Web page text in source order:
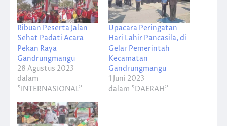
Ribuan Peserta Jalan
Sehat Padati Acara
Pekan Raya
Gandrungmangu
28 Agustus 2023
dalam
"INTERNASIONAL"
Upacara Peringatan
Hari Lahir Pancasila, di
Gelar Pemerintah
Kecamatan
Gandrungmangu
1 Juni 2023
dalam "DAERAH"